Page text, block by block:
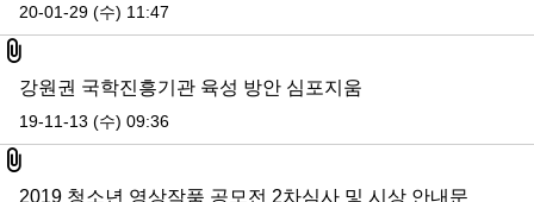
20-01-29 (수) 11:47
첨부파일
강원권 국학진흥기관 육성 방안 심포지움
19-11-13 (수) 09:36
첨부파일
2019 청소년 영상작품 공모전 2차심사 및 시상 안내문